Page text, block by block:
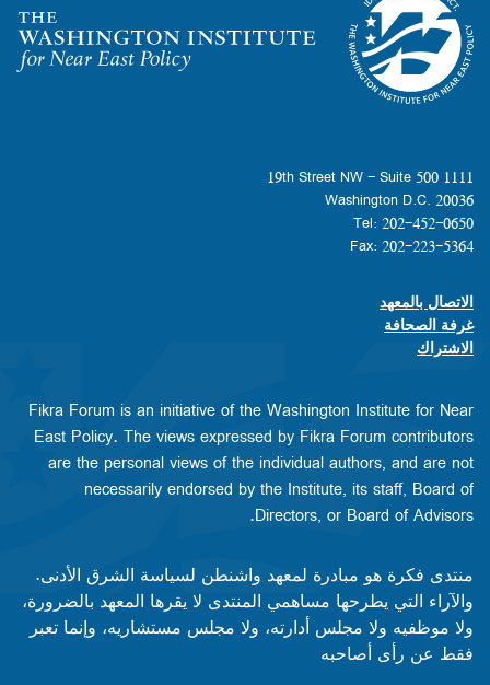
Homepage
1111 19th Street NW - Suite 500
Washington D.C. 20036
Tel: 202-452-0650
Fax: 202-223-5364
Footer contact links
الاتصال بالمعهد
غرفة الصحافة
الاشتراك
Fikra Forum is an initiative of the Washington Institute for Near
East Policy. The views expressed by Fikra Forum contributors
are the personal views of the individual authors, and are not
necessarily endorsed by the Institute, its staff, Board of
Directors, or Board of Advisors.​​
منتدى فكرة هو مبادرة لمعهد واشنطن لسياسة الشرق الأدنى.
والآراء التي يطرحها مساهمي المنتدى لا يقرها المعهد بالضرورة،
ولا موظفيه ولا مجلس أدارته، ولا مجلس مستشاريه، وإنما تعبر
فقط عن رأى أصاحبه